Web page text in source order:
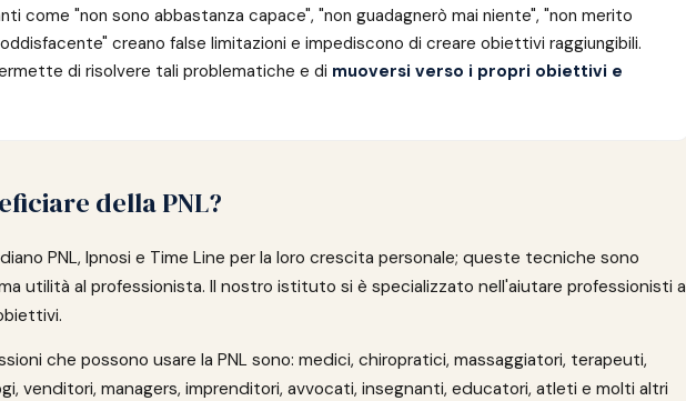
come "non sono abbastanza capace", "non guadagnerò mai niente", "non merito
creano false limitazioni e impediscono di creare obiettivi raggiungibili.
di risolvere tali problematiche e di muoversi verso i propri obiettivi e
della PNL?
PNL, Ipnosi e Time Line per la loro crescita personale; queste tecniche sono
utilità al professionista. Il nostro istituto si è specializzato nell'aiutare professionisti a
che possono usare la PNL sono: medici, chiropratici, massaggiatori, terapeuti,
venditori, managers, imprenditori, avvocati, insegnanti, educatori, atleti e molti altri